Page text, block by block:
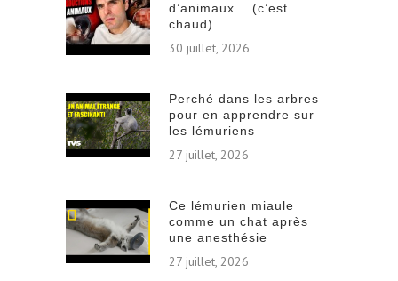
d’animaux… (c’est
chaud)
30 juillet, 2026
Perché dans les arbres
pour en apprendre sur
les lémuriens
27 juillet, 2026
Ce lémurien miaule
comme un chat après
une anesthésie
27 juillet, 2026